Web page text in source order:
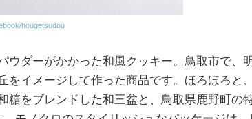
hougetsudou
ウダーがかかった和風クッキー。鳥取市で、
をイメージして作った商品です。ほろほろと
糖をブレンドした和三盆と、鳥取県鹿野町の